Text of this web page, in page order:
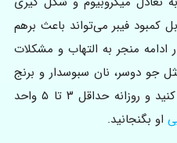
کمبود فیبر می‌تواند باعث برهم
ادامه منجر به التهاب و مشکلات
جو دوسر، نان سبوسدار و برنج
قهوه‌ای را به برنامه کودک اضافه کنید و روزانه حداقل ۳ تا ۵ واحد
او بگنجانید.